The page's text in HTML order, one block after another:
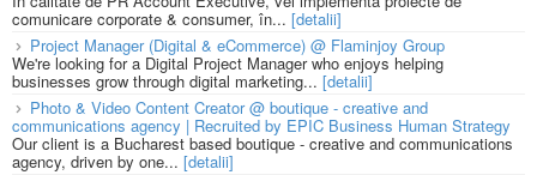
comunicare corporate & consumer, în... [detalii]
Project Manager (Digital & eCommerce) @ Flaminjoy Group
We're looking for a Digital Project Manager who enjoys helping
businesses grow through digital marketing... [detalii]
Photo & Video Content Creator @ boutique - creative and
communications agency | Recruited by EPIC Business Human Strategy
Our client is a Bucharest based boutique - creative and communications
agency, driven by one... [detalii]